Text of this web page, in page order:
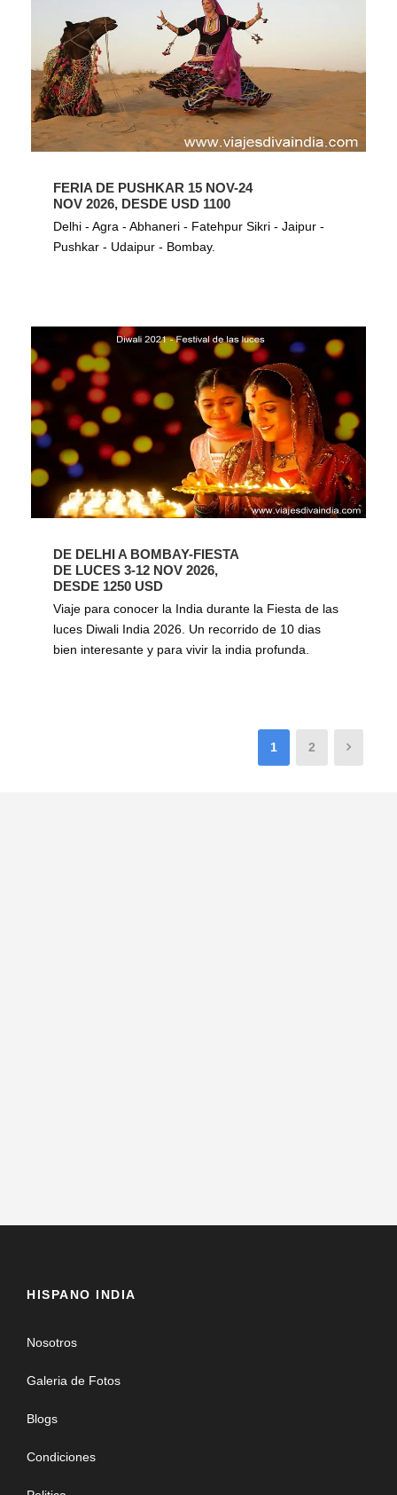
FERIA DE PUSHKAR 15 NOV-24
NOV 2026, DESDE USD 1100
Delhi - Agra - Abhaneri - Fatehpur Sikri - Jaipur -
Pushkar - Udaipur - Bombay.
DE DELHI A BOMBAY-FIESTA
DE LUCES 3-12 NOV 2026,
DESDE 1250 USD
Viaje para conocer la India durante la Fiesta de las
luces Diwali India 2026. Un recorrido de 10 dias
bien interesante y para vivir la india profunda.
1 2
HISPANO INDIA
Nosotros
Galeria de Fotos
Blogs
Condiciones